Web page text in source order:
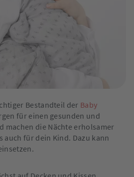
Bestandteil der Baby
für einen gesunden und
machen die Nächte erholsamer
auch für dein Kind. Dazu kann